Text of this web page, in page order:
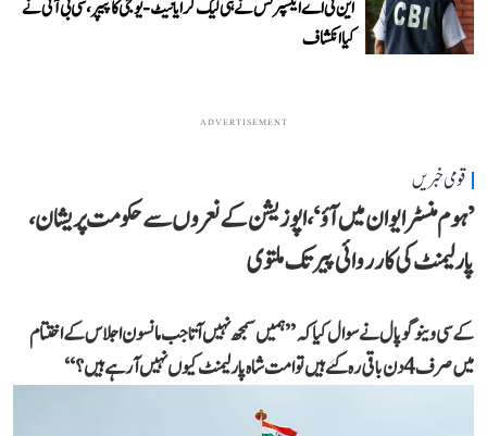
این ٹی اے ایکسپرٹس نے ہی لیک کرایا نیٹ-یوجی کا پیپر، سی بی آئی نے
کیا انکشاف
ADVERTISEMENT
قومی خبریں
’ہوم منسٹر ایوان میں آؤ‘، اپوزیشن کے نعروں سے حکومت پریشان،
پارلیمنٹ کی کارروائی پیر تک ملتوی
کے سی وینوگوپال نے سوال کیا کہ ’’ہمیں سمجھ نہیں آتا جب مانسون اجلاس کے اختتام
میں صرف 4 دن باقی رہ گئے ہیں تو امت شاہ پارلیمنٹ کیوں نہیں آ رہے ہیں؟‘‘